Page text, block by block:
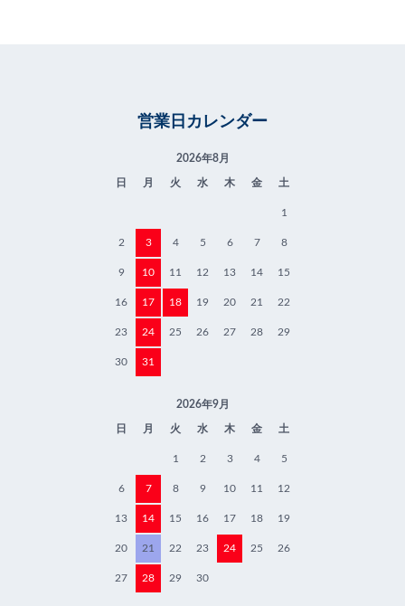
営業日カレンダー
2026年8月
日 月 火 水 木 金 土
1
2 3 4 5 6 7 8
9 10 11 12 13 14 15
16 17 18 19 20 21 22
23 24 25 26 27 28 29
30 31
2026年9月
日 月 火 水 木 金 土
1 2 3 4 5
6 7 8 9 10 11 12
13 14 15 16 17 18 19
20 21 22 23 24 25 26
27 28 29 30